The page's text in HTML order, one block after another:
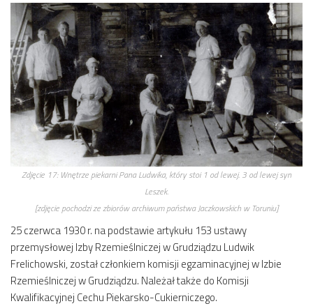
Zdjęcie 17: Wnętrze piekarni Pana Ludwika, który stoi 1 od lewej. 3 od lewej syn
Leszek.
[zdjęcie pochodzi ze zbiorów archiwum państwa Jaczkowskich w Toruniu]
25 czerwca 1930 r. na podstawie artykułu 153 ustawy
przemysłowej Izby Rzemieślniczej w Grudziądzu Ludwik
Frelichowski, został członkiem komisji egzaminacyjnej w Izbie
Rzemieślniczej w Grudziądzu. Należał także do Komisji
Kwalifikacyjnej Cechu Piekarsko-Cukierniczego.